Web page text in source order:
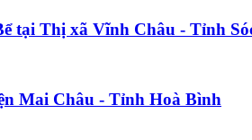
tại Thị xã Vĩnh Châu - Tỉnh
Mai Châu - Tỉnh Hoà Bình